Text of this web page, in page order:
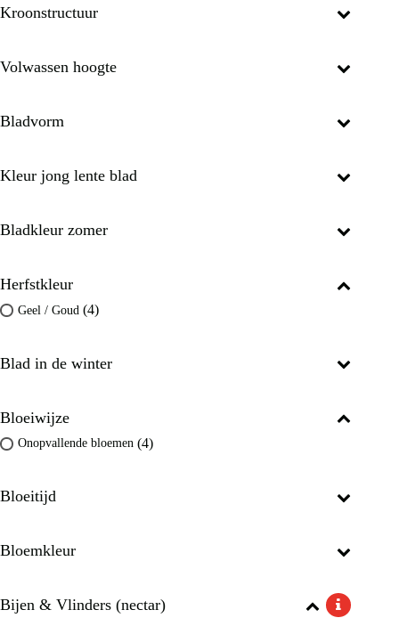
Kroonstructuur
Volwassen hoogte
Bladvorm
Kleur jong lente blad
Bladkleur zomer
Herfstkleur
Geel / Goud (4)
Blad in de winter
Bloeiwijze
Onopvallende bloemen (4)
Bloeitijd
Bloemkleur
Bijen & Vlinders (nectar)